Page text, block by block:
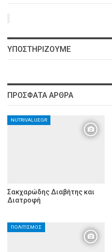
ΥΠΟΣΤΗΡΙΖΟΥΜΕ
ΠΡΌΣΦΑΤΑ ΆΡΘΡΑ
NUTRIVALUEGR
Σακχαρώδης Διαβήτης και
Διατροφή
ΠΟΛΙΤΙΣΜΌΣ